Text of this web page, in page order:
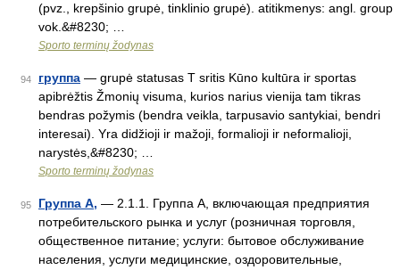
(pvz., krepšinio grupė, tinklinio grupė). atitikmenys: angl. group
vok.&#8230; …
Sporto terminų žodynas
94 группа — grupė statusas T sritis Kūno kultūra ir sportas
apibrėžtis Žmonių visuma, kurios narius vienija tam tikras
bendras požymis (bendra veikla, tarpusavio santykiai, bendri
interesai). Yra didžioji ir mažoji, formalioji ir neformalioji,
narystės,&#8230; …
Sporto terminų žodynas
95 Группа А, — 2.1.1. Группа А, включающая предприятия
потребительского рынка и услуг (розничная торговля,
общественное питание; услуги: бытовое обслуживание
населения, услуги медицинские, оздоровительные,